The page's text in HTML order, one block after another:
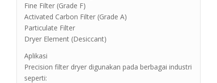
Fine Filter (Grade F)
Activated Carbon Filter (Grade A)
Particulate Filter
Dryer Element (Desiccant)
Aplikasi
Precision filter dryer digunakan pada berbagai industri
seperti: